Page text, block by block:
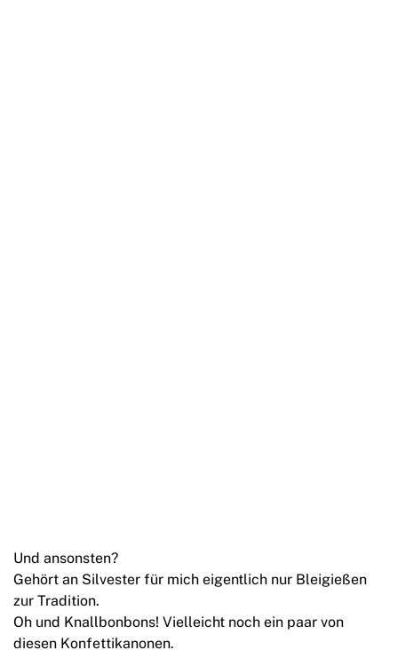
Und ansonsten?
Gehört an Silvester für mich eigentlich nur Bleigießen
zur Tradition.
Oh und Knallbonbons! Vielleicht noch ein paar von
diesen Konfettikanonen.